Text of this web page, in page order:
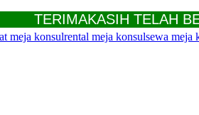
TERIMAKASIH TELAH
meja konsulrental meja konsulsewa meja